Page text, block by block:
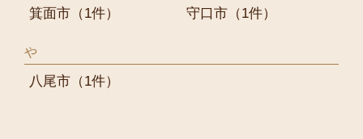
箕面市（1件） 守口市（1件）
や
八尾市（1件）